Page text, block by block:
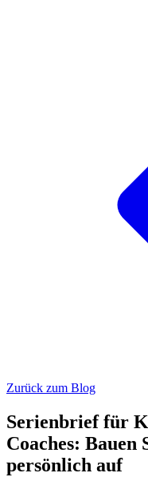
Zurück zum Blog
Serienbrief für
Coaches:
persönlich auf